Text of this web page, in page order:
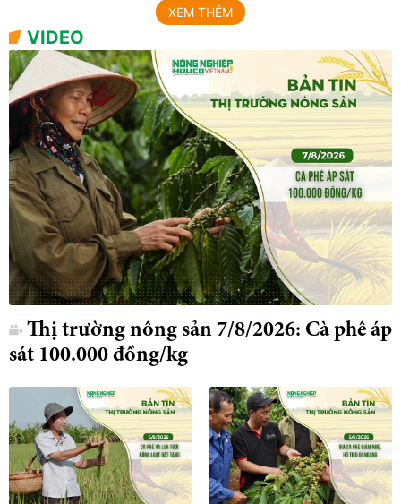
XEM THÊM
VIDEO
Thị trường nông sản 7/8/2026: Cà phê áp
sát 100.000 đồng/kg